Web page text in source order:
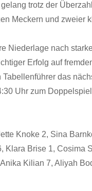
trotz der
Meckern und zweier
Niederlage nach
Erfolg auf
das
Uhr zum
Knoke 2, Sina
Klara Brise 1, Cosima
Kilian 7, Aliyah